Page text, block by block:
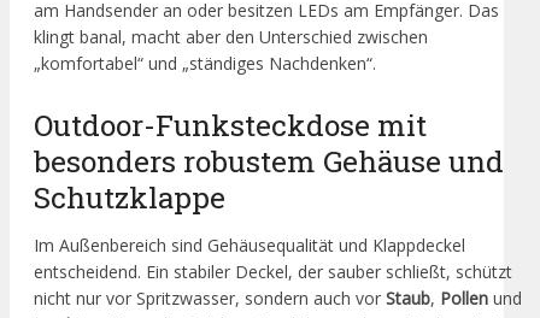
am Handsender an oder besitzen LEDs am Empfänger. Das
klingt banal, macht aber den Unterschied zwischen
„komfortabel“ und „ständiges Nachdenken“.
Outdoor-Funksteckdose mit
besonders robustem Gehäuse und
Schutzklappe
Im Außenbereich sind Gehäusequalität und Klappdeckel
entscheidend. Ein stabiler Deckel, der sauber schließt, schützt
nicht nur vor Spritzwasser, sondern auch vor Staub, Pollen und